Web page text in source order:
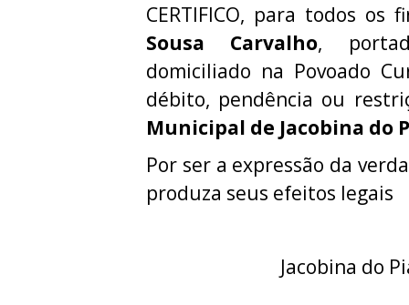
CERTIFICO, para todos
Sousa Carvalho,
domiciliado na Povoado
débito, pendência ou
Municipal de Jacobina do
Por ser a expressão da
produza seus efeitos legais
Jacobina do